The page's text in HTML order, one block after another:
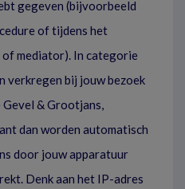
gegeven (bijvoorbeeld
of tijdens het
mediator). In categorie
verkregen bij jouw bezoek
Gevel & Grootjans,
dan worden automatisch
door jouw apparatuur
Denk aan het IP-adres